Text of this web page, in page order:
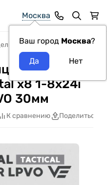
Москва
Ваш город Москва?
VectorOptics
Vector
x8 1-8x24i
30мм
К сравнению Поделиться